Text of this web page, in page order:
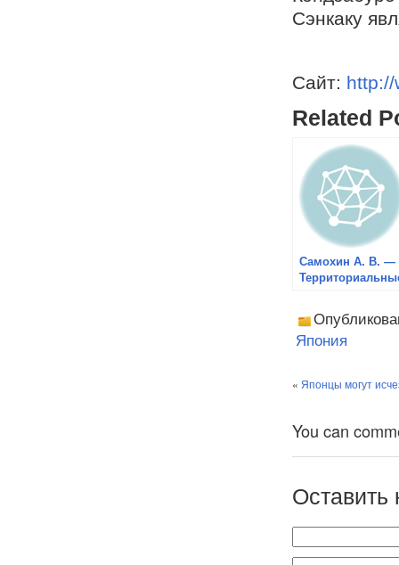
Сэнкаку
Сайт: http://
Related
Самохин А. В. —
Тихоокеанском
регионе и
Япония
« Японцы могут
You can
Оставить